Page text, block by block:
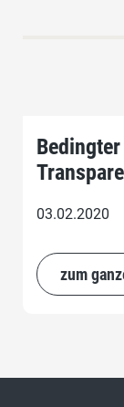
03.02.2020
zum